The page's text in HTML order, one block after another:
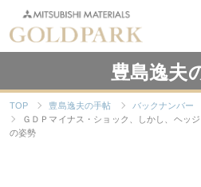
豊島逸夫
TOP 豊島逸夫の手帖
バックナンバー
ＧＤＰマイナス・ショック、しかし、ヘッ
の姿勢